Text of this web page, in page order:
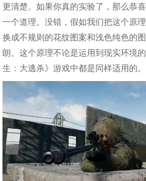
更清楚。如果你真的实验了，那么恭
一个道理。没错，假如我们把这个原
换成不规则的花纹图案和浅色纯色的
朗。这个原理不论是运用到现实环境
生：大逃杀》游戏中都是同样适用的。